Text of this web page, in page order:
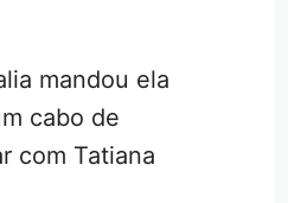
mandou ela
cabo de
com Tatiana